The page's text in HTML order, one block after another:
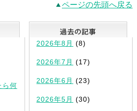
ページの先頭へ戻る
最新記事一覧
ら何
2026年8月 (8)
2026年7月 (17)
2026年6月 (23)
2026年5月 (30)